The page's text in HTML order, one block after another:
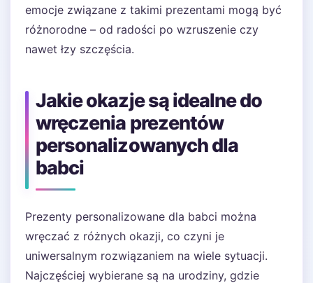
emocje związane z takimi prezentami mogą być
różnorodne – od radości po wzruszenie czy
nawet łzy szczęścia.
Jakie okazje są idealne do
wręczenia prezentów
personalizowanych dla
babci
Prezenty personalizowane dla babci można
wręczać z różnych okazji, co czyni je
uniwersalnym rozwiązaniem na wiele sytuacji.
Najczęściej wybierane są na urodziny, gdzie